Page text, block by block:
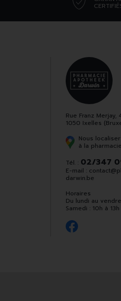
Rue Franz Merjay,
1050 Ixelles
Nous
à la pharmacie
Tél. : 02/347
E-mail : contact@
darwin.be
Horaires
Du lundi au
Samedi : 10h à 13h